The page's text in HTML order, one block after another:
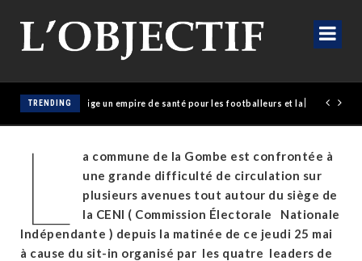
TRENDING
érige un empire de santé pour les footballeurs et la population
L
a commune de la Gombe est confrontée à
une grande difficulté de circulation sur
plusieurs avenues tout autour du siège de
la CENI ( Commission Électorale Nationale
Indépendante ) depuis la matinée de ce jeudi 25 mai
à cause du sit-in organisé par les quatre leaders de